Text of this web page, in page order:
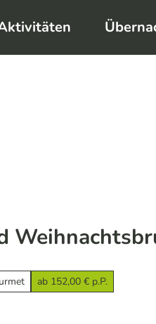
ab 152,00 € p.P.